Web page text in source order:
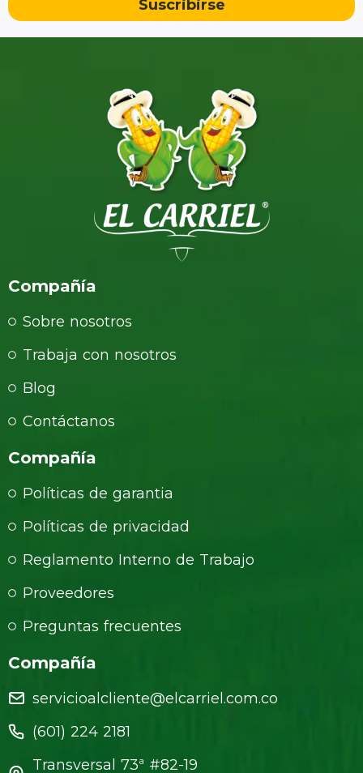
Suscribirse
Compañía
Sobre nosotros
Trabaja con nosotros
Blog
Contáctanos
Compañía
Políticas de garantia
Políticas de privacidad
Reglamento Interno de Trabajo
Proveedores
Preguntas frecuentes
Compañía
servicioalcliente@elcarriel.com.co
(601) 224 2181
Transversal 73ª #82-19